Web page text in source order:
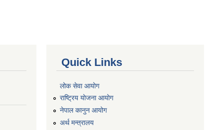
Quick Links
लोक सेवा आयोग
राष्ट्रिय योजना आयोग
नेपाल कानुन आयोग
अर्थ मन्त्रालय